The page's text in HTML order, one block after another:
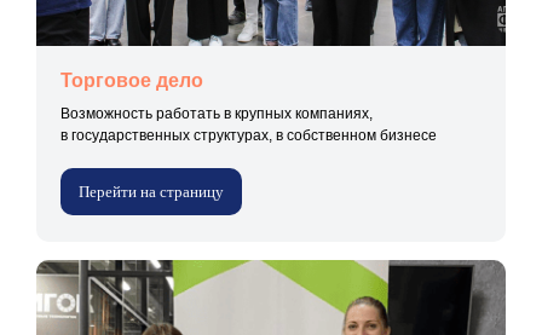
Торговое дело
Возможность работать в крупных компаниях,
в государственных структурах, в собственном бизнесе
Перейти на страницу